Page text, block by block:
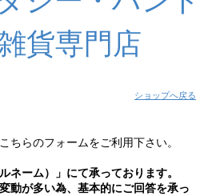
貨専門店
ショップへ戻る
ちらのフォームをご利用下さい。
ネーム）」にて承っております。
動が多い為、基本的にご回答を承っ